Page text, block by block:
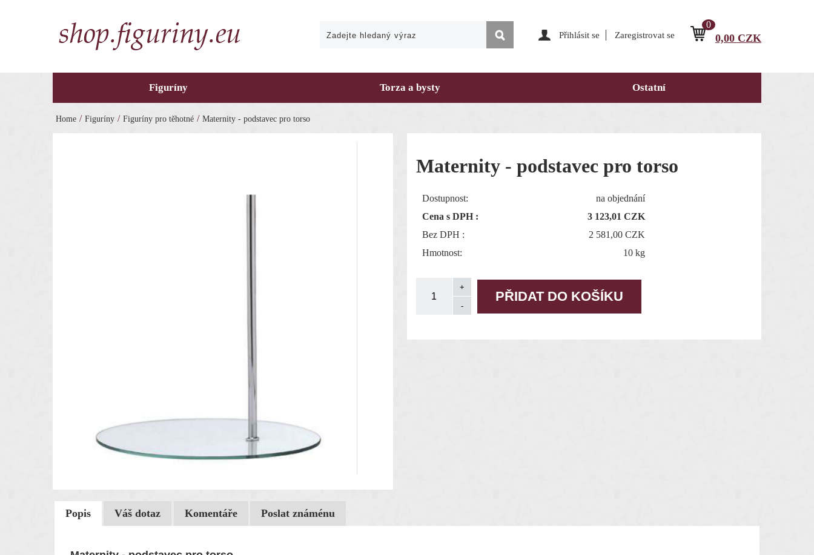
0
0,00 CZK
Přihlásit se Zaregistrovat se
Figuríny Torza a bysty Ostatní
Home / Figuríny / Figuríny pro těhotné / Maternity - podstavec pro torso
Maternity - podstavec pro torso
Dostupnost:
na objednání
Cena s DPH :
3 123,01 CZK
Bez DPH :
2 581,00 CZK
Hmotnost:
10 kg
Popis Váš dotaz Komentáře Poslat známénu